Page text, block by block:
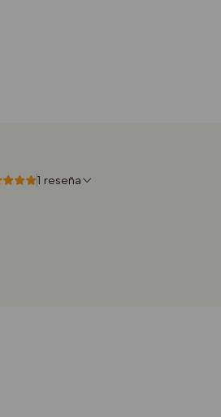
1 reseña